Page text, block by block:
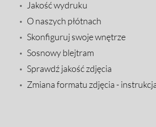
Jakość wydruku
O naszych płótnach
Skonfiguruj swoje wnętrze
Sosnowy blejtram
Sprawdź jakość zdjęcia
Zmiana formatu zdjęcia -